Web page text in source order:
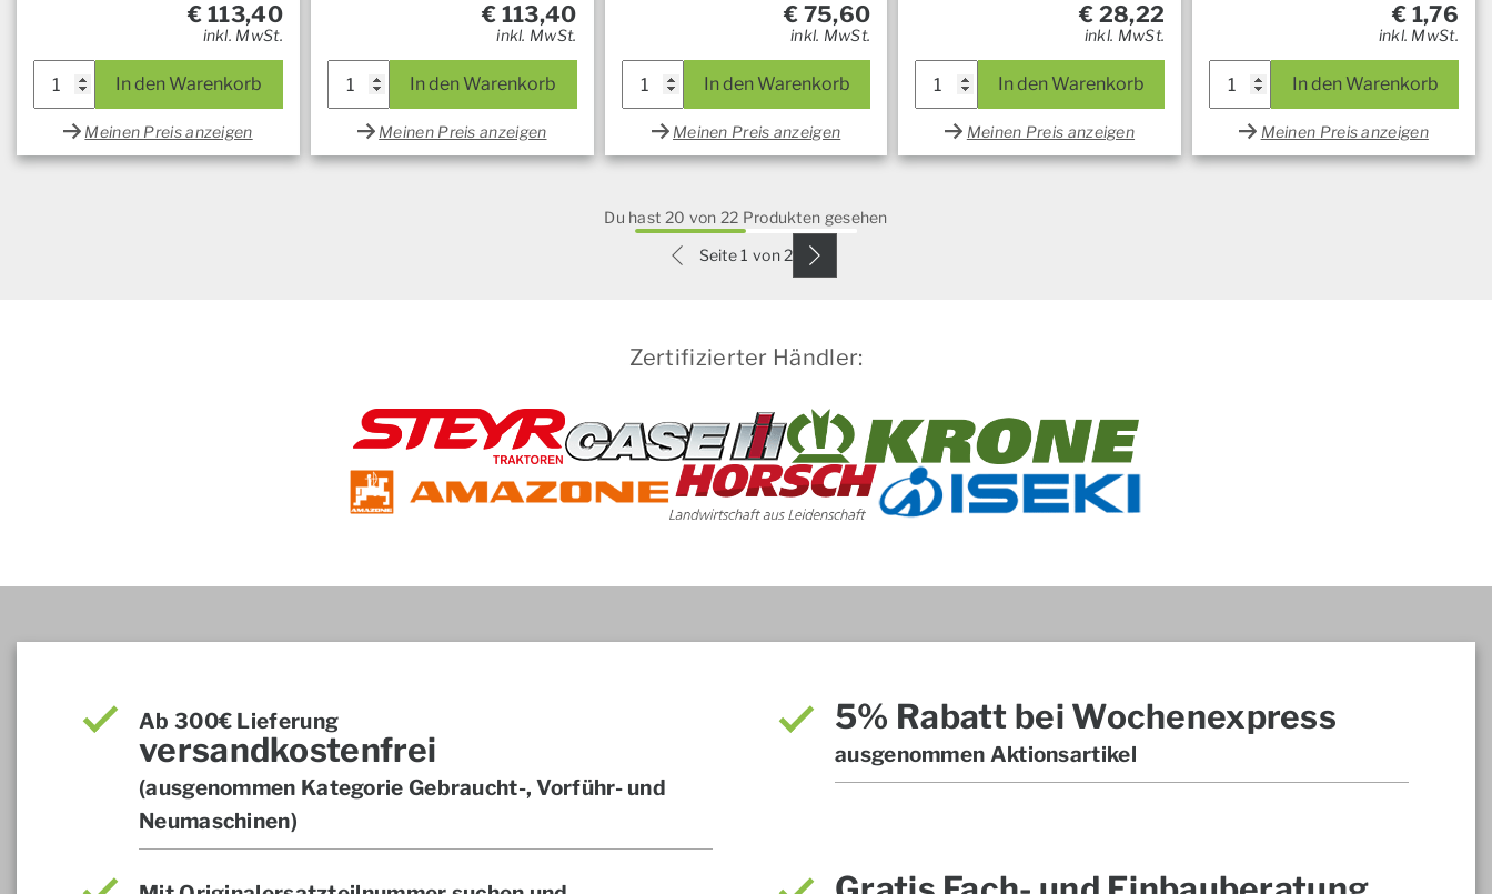
€ 113,40
inkl. MwSt.
In den Warenkorb
Meinen Preis anzeigen
€ 113,40
inkl. MwSt.
In den Warenkorb
Meinen Preis anzeigen
€ 75,60
inkl. MwSt.
In den Warenkorb
Meinen Preis anzeigen
€ 28,22
inkl. MwSt.
In den Warenkorb
Meinen Preis anzeigen
€ 1,76
inkl. MwSt.
In den Warenkorb
Meinen Preis anzeigen
Du hast 20 von 22 Produkten gesehen
Seite 1 von 2
Zertifizierter Händler:
Ab 300€ Lieferung
versandkostenfrei
(ausgenommen Kategorie Gebraucht-, Vorführ- und
Neumaschinen)
5% Rabatt bei Wochenexpress
ausgenommen Aktionsartikel